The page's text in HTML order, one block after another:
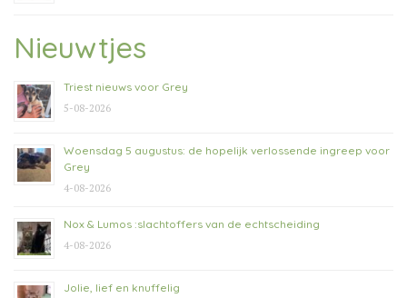
Nieuwtjes
Triest nieuws voor Grey
5-08-2026
Woensdag 5 augustus: de hopelijk verlossende ingreep voor
Grey
4-08-2026
Nox & Lumos :slachtoffers van de echtscheiding
4-08-2026
Jolie, lief en knuffelig